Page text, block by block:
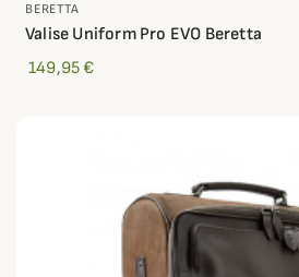
BERETTA
Valise Uniform Pro EVO Beretta
149,95 €